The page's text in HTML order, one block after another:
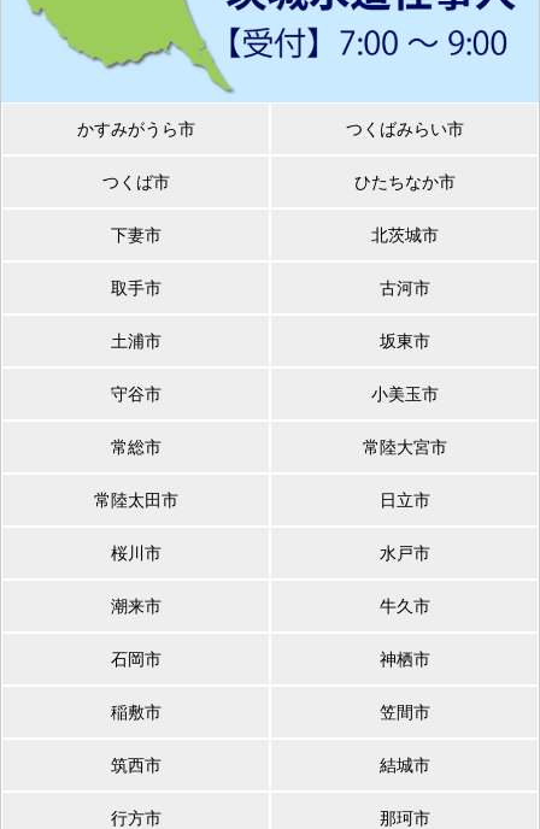
かすみがうら市 つくばみらい市
つくば市 ひたちなか市
下妻市 北茨城市
取手市 古河市
土浦市 坂東市
守谷市 小美玉市
常総市 常陸大宮市
常陸太田市 日立市
桜川市 水戸市
潮来市 牛久市
石岡市 神栖市
稲敷市 笠間市
筑西市 結城市
行方市 那珂市